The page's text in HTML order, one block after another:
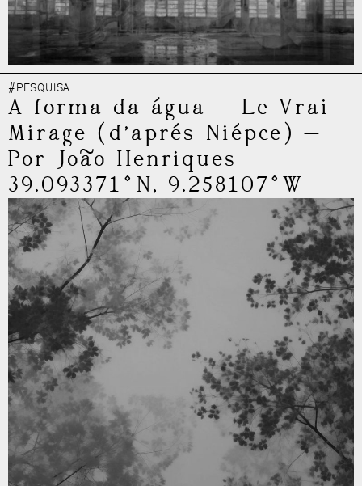
#PESQUISA
A forma da água — Le Vrai
Mirage (d’aprés Niépce) —
Por João Henriques
39.093371°N, 9.258107°W